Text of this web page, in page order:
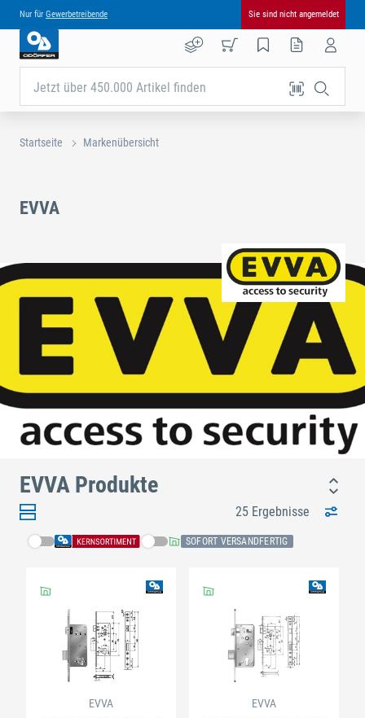
Nur für Gewerbetreibende Sie sind nicht angemeldet
Jetzt über 450.000 Artikel finden
Startseite Markenübersicht
EVVA
EVVA Produkte
25 Ergebnisse
SOFORT VERSANDFERTIG
EVVA EVVA